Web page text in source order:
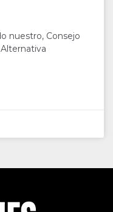
nuestro, Consejo